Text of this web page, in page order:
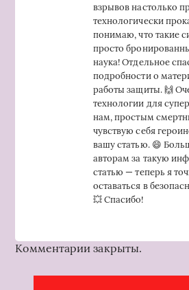
взрывов настолько
технологически
понимаю, что такие
просто
наука! Отдельное
подробности о
работы защиты. 🙌
технологии для
нам, простым
чувствую себя
вашу статью. 😄
авторам за такую
статью — теперь я
оставаться в
💥 Спасибо!
Комментарии закрыты.